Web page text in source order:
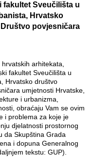
fakultet Sveučilišta u
Hrvatsko
povjesničara
arhitekata,
fakultet Sveučilišta u
Hrvatsko društvo
umjetnosti Hrvatske,
i urbanizma,
obraćaju Vam se ovim
i problema za koje je
djelatnosti prostornog
da Skupština Grada
i dopuna Generalnog
tekstu: GUP).